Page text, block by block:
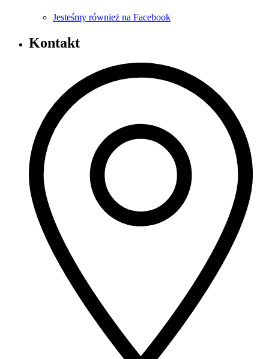
Jesteśmy również na Facebook
Kontakt